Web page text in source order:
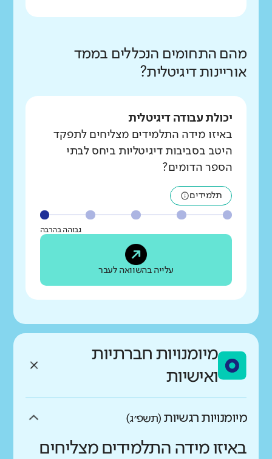
מהם התחומים הנכללים בממד
אוריינות דיגיטלית?
יכולת עבודה דיגיטלית
באיזו מידה התלמידים מצליחים לתפקד
היטב בסביבות דיגיטליות ביחס לבתי
הספר הדומים?
תלמידים
גבוהה בהרבה
עלייה בהשוואה לעבר
מיומנויות חברתיות
ואישיות
מיומנויות רגשיות (תשפ״ג)
באיזו מידה התלמידים מצליחים